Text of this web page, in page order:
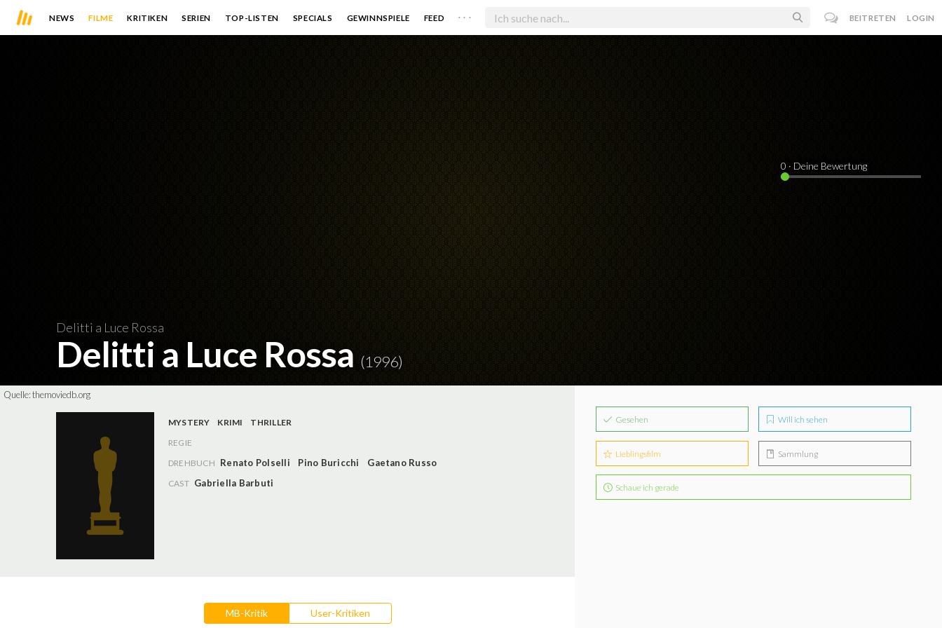
NEWS FILME KRITIKEN SERIEN TOP-LISTEN SPECIALS GEWINNSPIELE FEED . . . BEITRETEN LOGIN
Delitti a Luce Rossa
Delitti a Luce Rossa (1996)
0 · Deine Bewertung
Quelle:themoviedb.org
MYSTERY KRIMI
THRILLER
REGIE
DREHBUCH Renato Polselli Pino Buricchi Gaetano Russo
CAST Gabriella Barbuti
MB-Kritik User-Kritiken
Gesehen Will ich sehen
Lieblingsfilm Sammlung
Schaue ich gerade